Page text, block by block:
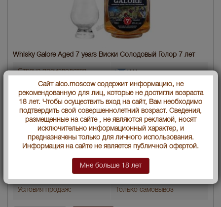
Whisky Galore Aged 7 years Виски Солодовый Голор 7 лет
Страна производства
Объем бутылки 0.7 л
Градус 40
Выдержка лет 7
Артикул
Условия продаж: Только самовывоз
Сайт alco.moscow содержит информацию, не
рекомендованную для лиц, которые не достигли возраста
18 лет. Чтобы осуществить вход на сайт, Вам необходимо
подтвердить свой совершеннолетний возраст. Сведения,
размещенные на сайте , не являются рекламой, носят
исключительно информационный характер, и
предназначены только для личного использования.
Информация на сайте не является публичной офертой.
Мне больше 18 лет